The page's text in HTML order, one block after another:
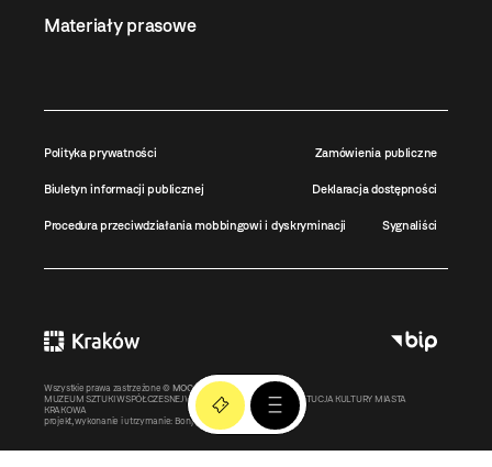
Materiały prasowe
Polityka prywatności Zamówienia publiczne
Biuletyn informacji publicznej Deklaracja dostępności
Procedura przeciwdziałania mobbingowi i dyskryminacji Sygnaliści
Wszystkie prawa zastrzeżone © MOCAK2011-2026
MUZEUM SZTUKI WSPÓŁCZESNEJ W KRAKOWIE MOCAK – INSTYTUCJA KULTURY MIASTA
KRAKOWA
projekt, wykonanie i utrzymanie: Bonjour.pl